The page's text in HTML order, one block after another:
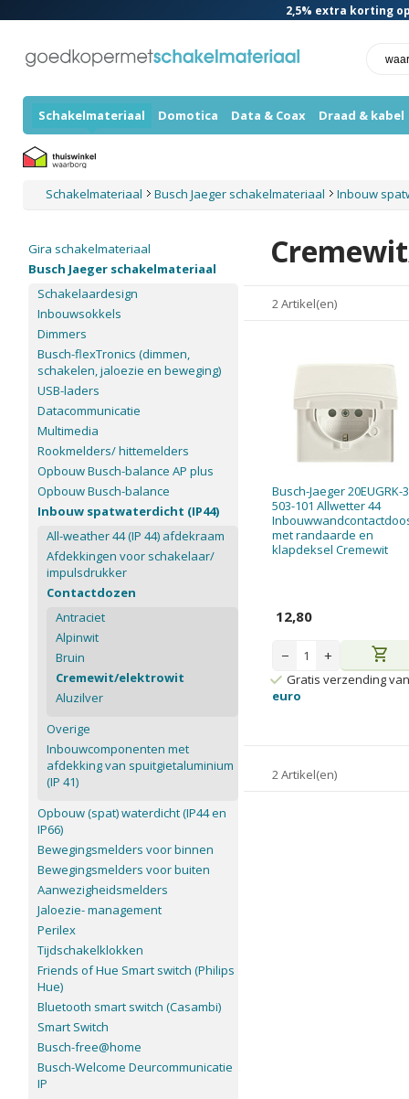
2,5% extra korting
Schakelmateriaal Domotica Data & Coax Draad & kabel
Schakelmateriaal Busch Jaeger schakelmateriaal Inbouw
2 Artikel(en)
Busch-Jaeger 20EUGRK-
503-101 Allwetter 44
met randaarde en
klapdeksel Cremewit
12,80
− + shopping_cart
Gratis verzending
euro
2 Artikel(en)
Gira schakelmateriaal
Busch Jaeger schakelmateriaal
Schakelaardesign
Inbouwsokkels
Dimmers
Busch-flexTronics (dimmen,
schakelen, jaloezie en beweging)
USB-laders
Datacommunicatie
Multimedia
Rookmelders/ hittemelders
Opbouw Busch-balance AP plus
Opbouw Busch-balance
Inbouw spatwaterdicht (IP44)
All-weather 44 (IP 44) afdekraam
Afdekkingen voor schakelaar/
impulsdrukker
Contactdozen
Antraciet
Alpinwit
Bruin
Cremewit/elektrowit
Aluzilver
Overige
Inbouwcomponenten met
afdekking van spuitgietaluminium
(IP 41)
Opbouw (spat) waterdicht (IP44 en
IP66)
Bewegingsmelders voor binnen
Bewegingsmelders voor buiten
Aanwezigheidsmelders
Jaloezie- management
Perilex
Tijdschakelklokken
Friends of Hue Smart switch (Philips
Hue)
Bluetooth smart switch (Casambi)
Smart Switch
Busch-free@home
Busch-Welcome Deurcommunicatie
IP